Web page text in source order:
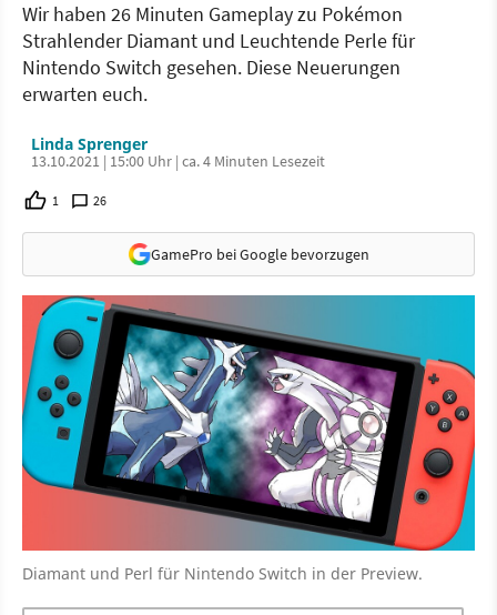
Wir haben 26 Minuten Gameplay zu Pokémon
Strahlender Diamant und Leuchtende Perle für
Nintendo Switch gesehen. Diese Neuerungen
erwarten euch.
Linda Sprenger
13.10.2021 | 15:00 Uhr | ca. 4 Minuten Lesezeit
1 26
GamePro bei Google bevorzugen
Diamant und Perl für Nintendo Switch in der Preview.